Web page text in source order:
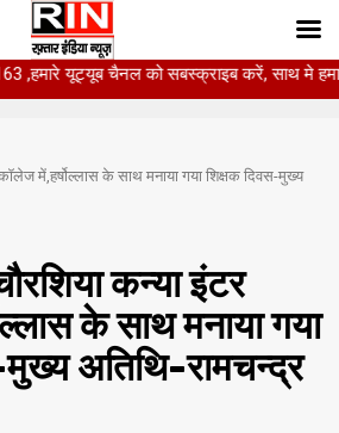
यूट्यूब चैनल को सबस्क्राइब करें, साथ मे हमारे
में,हर्षोल्लास के साथ मनाया गया शिक्षक दिवस-मुख्य
कन्या इंटर
के साथ मनाया गया
अतिथि-रामचन्द्र